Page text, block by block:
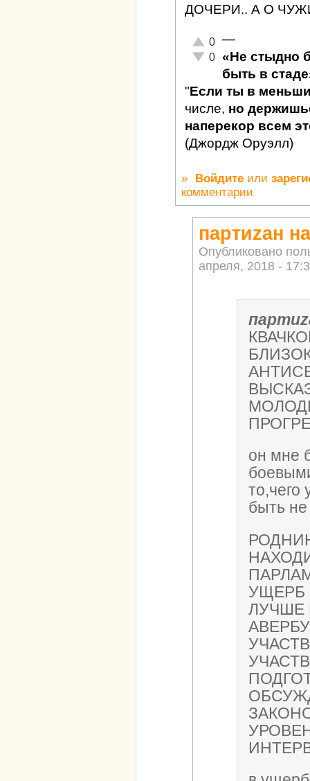
ДОЧЕРИ.. А О
Отлично!
0
Неадекватно!
0
—
«Не стыдно
быть в
"Если ты в
числе, но
наперекор всем
(Джордж Оруэлл)
» Войдите или
комментарии
партиzан
Опубликовано
апреля, 2018 -
он мне
то,чего
быть
УЩЕРБ
ЛУЧШЕ